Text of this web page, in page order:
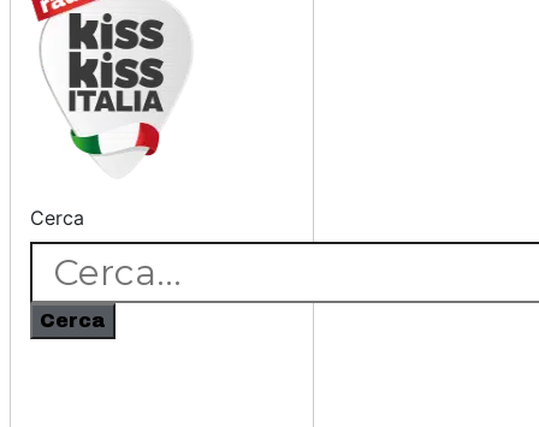
Cerca
Cerca